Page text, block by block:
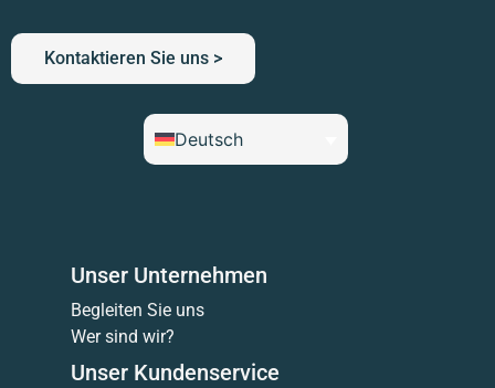
Kontaktieren Sie uns >
Deutsch
Unser Unternehmen
Begleiten Sie uns
Wer sind wir?
Unser Kundenservice